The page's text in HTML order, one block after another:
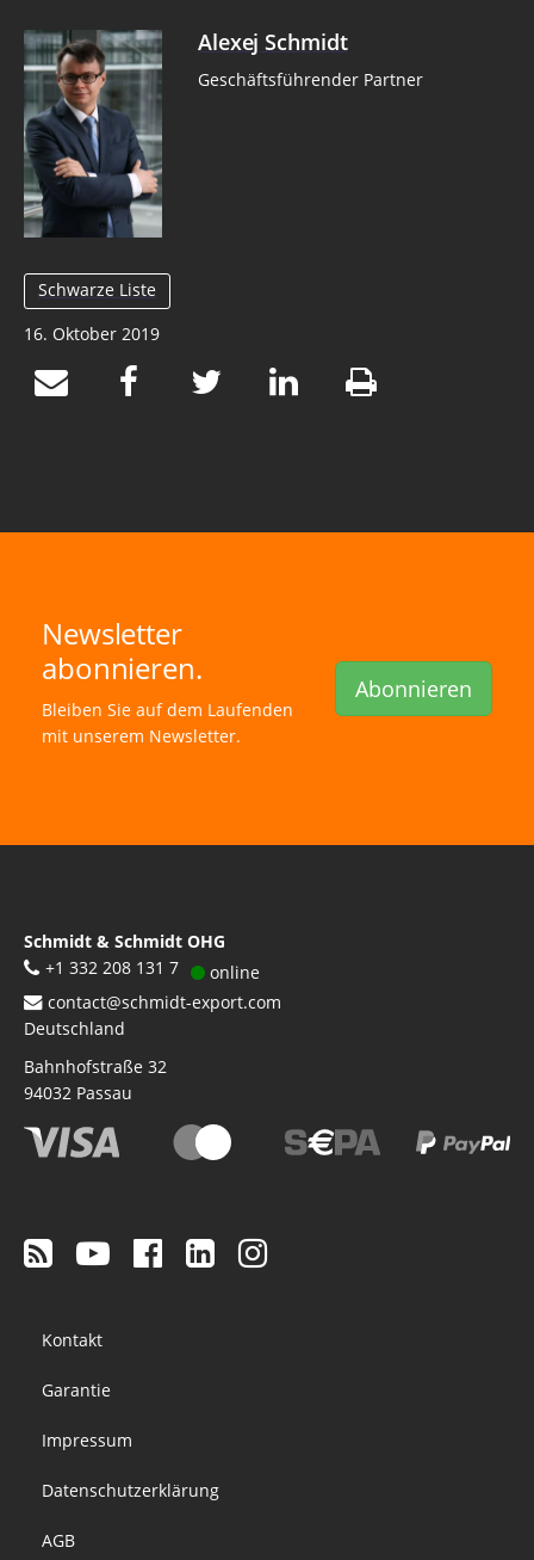
Alexej Schmidt
Geschäftsführender Partner
Schwarze Liste
16. Oktober 2019
Newsletter
abonnieren.
Bleiben Sie auf dem Laufenden
mit unserem Newsletter.
Abonnieren
Schmidt & Schmidt OHG
+1 332 208 131 7
online
contact@schmidt-export.com
Deutschland
Bahnhofstraße 32
94032 Passau
menu
Kontakt
Garantie
Impressum
Datenschutzerklärung
AGB